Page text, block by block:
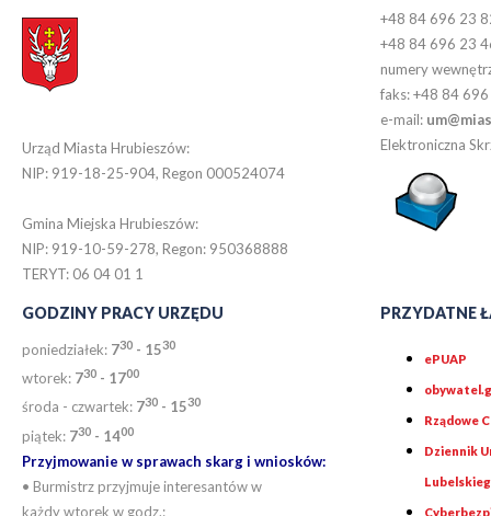
Urząd Miasta Hrubieszów:
NIP: 919-18-25-904, Regon 000524074
Gmina Miejska Hrubieszów:
NIP: 919-10-59-278, Regon: 950368888
TERYT: 06 04 01 1
+48 84 696 23
+48 84 696 23
numery
faks: +48 84
e-mail:
Elektroniczna
GODZINY PRACY URZĘDU
poniedziałek: 730 - 1530
wtorek: 730 - 1700
środa - czwartek: 730 - 1530
piątek: 730 - 1400
Przyjmowanie w sprawach skarg i wniosków:
• Burmistrz przyjmuje interesantów w
każdy wtorek w godz.:
PRZYDATNE
ePUAP
Rządowe
Dziennik